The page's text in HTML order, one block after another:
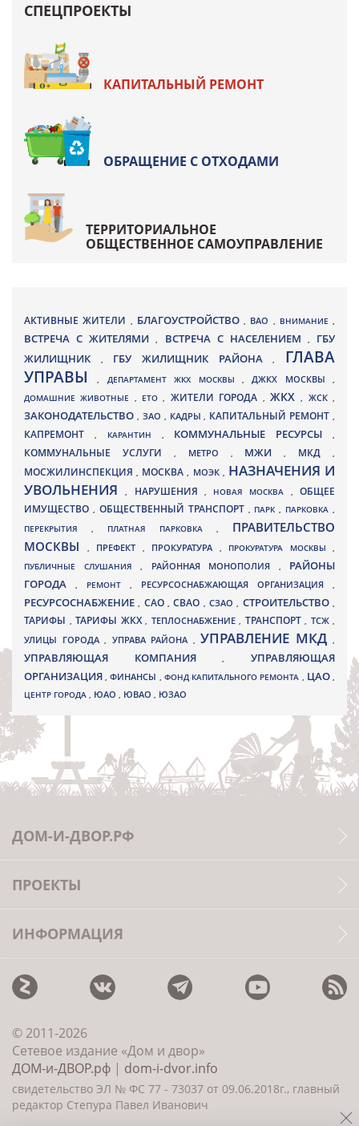
СПЕЦПРОЕКТЫ
КАПИТАЛЬНЫЙ РЕМОНТ
ОБРАЩЕНИЕ С ОТХОДАМИ
ТЕРРИТОРИАЛЬНОЕ
ОБЩЕСТВЕННОЕ САМОУПРАВЛЕНИЕ
АКТИВНЫЕ ЖИТЕЛИ , БЛАГОУСТРОЙСТВО , ВАО , ВНИМАНИЕ ,
ВСТРЕЧА С ЖИТЕЛЯМИ, ВСТРЕЧА С НАСЕЛЕНИЕМ , ГБУ
ЖИЛИЩНИК
, ГБУ ЖИЛИЩНИК РАЙОНА, ГЛАВА
УПРАВЫ, ДЕПАРТАМЕНТ ЖКХ МОСКВЫ ,ДЖКХ МОСКВЫ ,
ДОМАШНИЕ ЖИВОТНЫЕ , ЕТО, ЖИТЕЛИ ГОРОДА , ЖКХ, ЖСК,
ЗАКОНОДАТЕЛЬСТВО , ЗАО , КАДРЫ, КАПИТАЛЬНЫЙ РЕМОНТ ,
КАПРЕМОНТ , КАРАНТИН , КОММУНАЛЬНЫЕ РЕСУРСЫ,
КОММУНАЛЬНЫЕ УСЛУГИ , МЕТРО , МЖИ, МКД ,
МОСЖИЛИНСПЕКЦИЯ, МОСКВА , МОЭК , НАЗНАЧЕНИЯ И
УВОЛЬНЕНИЯ, НАРУШЕНИЯ , НОВАЯ МОСКВА ,ОБЩЕЕ
ИМУЩЕСТВО , ОБЩЕСТВЕННЫЙ ТРАНСПОРТ , ПАРК, ПАРКОВКА ,
ПЕРЕКРЫТИЯ , ПЛАТНАЯ ПАРКОВКА , ПРАВИТЕЛЬСТВО
МОСКВЫ
, ПРЕФЕКТ , ПРОКУРАТУРА , ПРОКУРАТУРА МОСКВЫ ,
ПУБЛИЧНЫЕ СЛУШАНИЯ , РАЙОННАЯ МОНОПОЛИЯ , РАЙОНЫ
ГОРОДА
, РЕМОНТ , РЕСУРСОСНАБЖАЮЩАЯ ОРГАНИЗАЦИЯ ,
РЕСУРСОСНАБЖЕНИЕ, САО,СВАО ,СЗАО, СТРОИТЕЛЬСТВО,
ТАРИФЫ , ТАРИФЫ ЖКХ , ТЕПЛОСНАБЖЕНИЕ , ТРАНСПОРТ , ТСЖ ,
УЛИЦЫ ГОРОДА , УПРАВА РАЙОНА , УПРАВЛЕНИЕ МКД ,
УПРАВЛЯЮЩАЯ КОМПАНИЯ,УПРАВЛЯЮЩАЯ
ОРГАНИЗАЦИЯ,ФИНАНСЫ , ФОНД КАПИТАЛЬНОГО РЕМОНТА , ЦАО,
ЦЕНТР ГОРОДА , ЮАО , ЮВАО , ЮЗАО
ДОМ-И-ДВОР.РФ
ПРОЕКТЫ
ИНФОРМАЦИЯ
© 2011-2026
Сетевое издание «Дом и двор»
ДОМ-и-ДВОР.рф | dom-i-dvor.info
свидетельство ЭЛ № ФС 77 - 73037 от 09.06.2018г., главный
редактор Степура Павел Иванович